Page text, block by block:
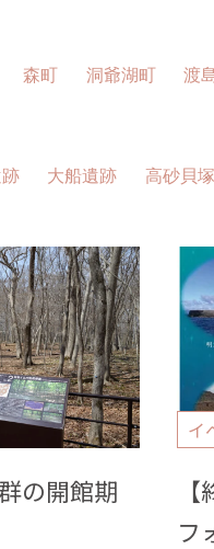
森町 洞爺湖町 渡
大船遺跡 高砂貝塚
の開館期
イ
フ